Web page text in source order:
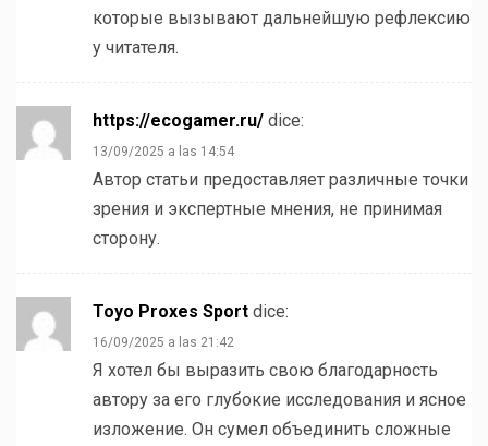
которые вызывают дальнейшую рефлексию
у читателя.
https://ecogamer.ru/ dice:
13/09/2025 a las 14:54
Автор статьи предоставляет различные точки
зрения и экспертные мнения, не принимая
сторону.
Toyo Proxes Sport dice:
16/09/2025 a las 21:42
Я хотел бы выразить свою благодарность
автору за его глубокие исследования и ясное
изложение. Он сумел объединить сложные